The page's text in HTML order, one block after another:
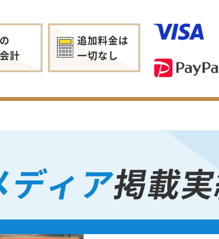
計
追加料金は
一切なし
ディア掲載